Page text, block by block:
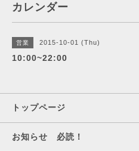
カレンダー
営業 2015-10-01 (Thu)
10:00~22:00
トップページ
お知らせ 必読！